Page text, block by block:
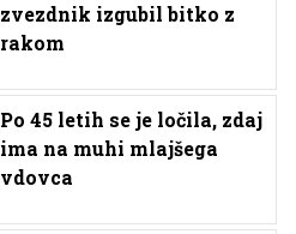
zvezdnik izgubil bitko z
rakom
Po 45 letih se je ločila, zdaj
ima na muhi mlajšega
vdovca